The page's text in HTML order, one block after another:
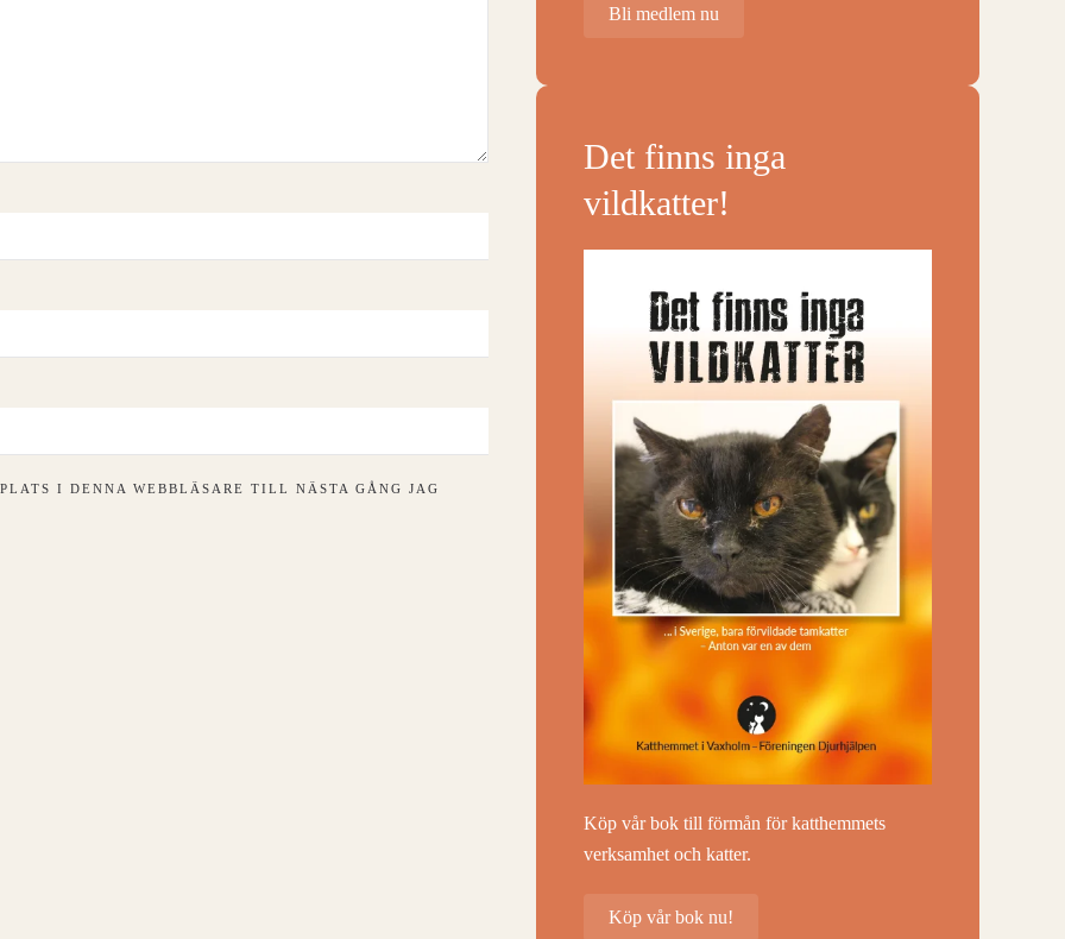
I DENNA WEBBLÄSARE TILL NÄSTA GÅNG JAG
Bli medlem nu
Det finns inga
vildkatter!
Köp vår bok till förmån för katthemmets
verksamhet och katter.
Köp vår bok nu!